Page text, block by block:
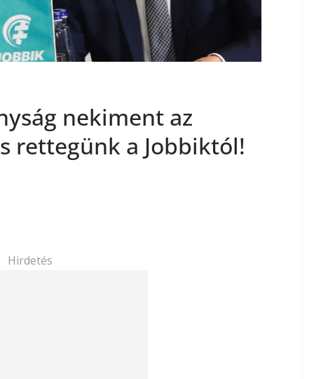
nekiment az
rettegünk a Jobbiktól!
Hirdetés